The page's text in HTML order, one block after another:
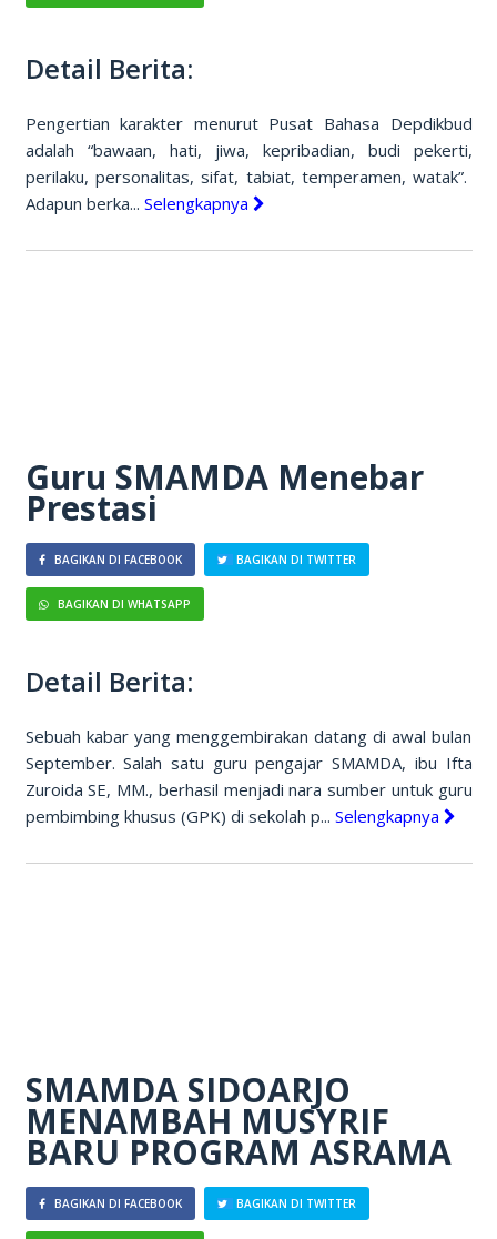
Detail Berita:
Pengertian karakter menurut Pusat Bahasa Depdikbud
adalah “bawaan, hati, jiwa, kepribadian, budi pekerti,
perilaku, personalitas, sifat, tabiat, temperamen, watak”.
Adapun berka... Selengkapnya
Guru SMAMDA Menebar
Prestasi
BAGIKAN DI FACEBOOK BAGIKAN DI TWITTER
BAGIKAN DI WHATSAPP
Detail Berita:
Sebuah kabar yang menggembirakan datang di awal bulan
September. Salah satu guru pengajar SMAMDA, ibu Ifta
Zuroida SE, MM., berhasil menjadi nara sumber untuk guru
pembimbing khusus (GPK) di sekolah p... Selengkapnya
SMAMDA SIDOARJO
MENAMBAH MUSYRIF
BARU PROGRAM ASRAMA
BAGIKAN DI FACEBOOK BAGIKAN DI TWITTER